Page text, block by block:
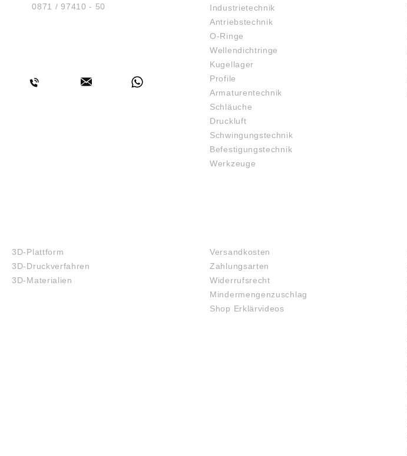
Tel.:0871 / 97410 - 50
Industrietechnik
Antriebstechnik
O-Ringe
Wellendichtringe
Kugellager
Profile
Armaturentechnik
Schläuche
Druckluft
Schwingungstechnik
Befestigungstechnik
Werkzeuge
3D-Plattform
3D-Druckverfahren
3D-Materialien
Versandkosten
Zahlungsarten
Widerrufsrecht
Mindermengenzuschlag
Shop Erklärvideos